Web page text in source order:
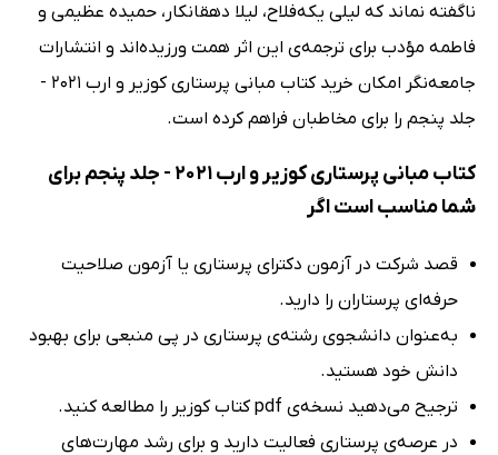
ناگفته نماند که لیلی یکه‌فلاح، لیلا دهقانکار، حمیده عظیمی و
فاطمه مؤدب برای ترجمه‌ی این اثر همت ورزیده‌اند و انتشارات
جامعه‌نگر امکان خرید کتاب مبانی پرستاری کوزیر و ارب 2021 -
جلد پنجم را برای مخاطبان فراهم کرده است.
کتاب مبانی پرستاری کوزیر و ارب 2021 - جلد پنجم برای
شما مناسب است اگر
قصد شرکت در آزمون دکترای پرستاری یا آزمون صلاحیت
حرفه‌ای پرستاران را دارید.
به‌عنوان دانشجوی رشته‌ی پرستاری در پی منبعی برای بهبود
دانش خود هستید.
ترجیح می‌دهید نسخه‌ی pdf کتاب کوزیر را مطالعه کنید.
در عرصه‌ی پرستاری فعالیت دارید و برای رشد مهارت‌های